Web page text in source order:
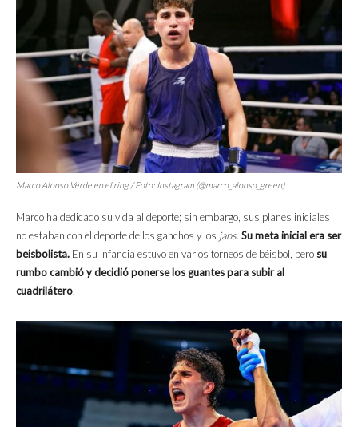
Marco Alonso Verde en el ring / Foto: Instagram (@marco_alonso_green)
Marco ha dedicado su vida al deporte; sin embargo, sus planes iniciales
no estaban con el deporte de los ganchos y los jabs. Su meta inicial era ser
beisbolista. En su infancia estuvo en varios torneos de béisbol, pero su
rumbo cambió y decidió ponerse los guantes para subir al
cuadrilátero.